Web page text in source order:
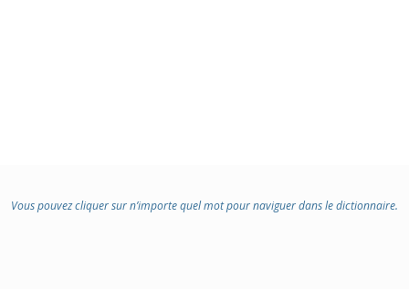
Vous pouvez cliquer sur n’importe quel mot pour naviguer dans le dictionnaire.